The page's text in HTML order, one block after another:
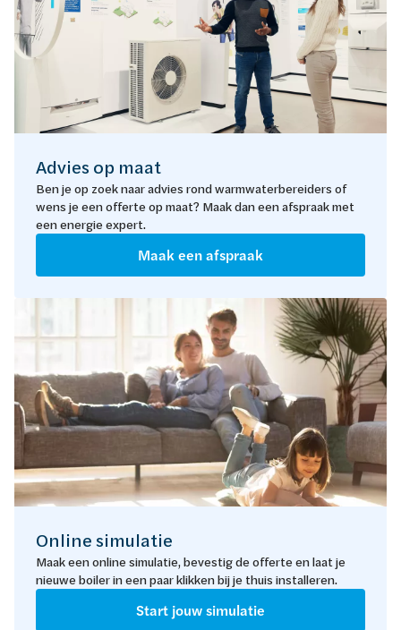
Advies op maat
Ben je op zoek naar advies rond warmwaterbereiders of
wens je een offerte op maat? Maak dan een afspraak met
een energie expert.
Maak een afspraak
Online simulatie
Maak een online simulatie, bevestig de offerte en laat je
nieuwe boiler in een paar klikken bij je thuis installeren.
Start jouw simulatie